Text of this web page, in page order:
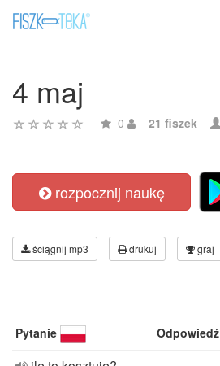
4 maj
0 21 fiszek
rozpocznij naukę
ściągnij mp3 drukuj graj
Pytanie Odpowiedź